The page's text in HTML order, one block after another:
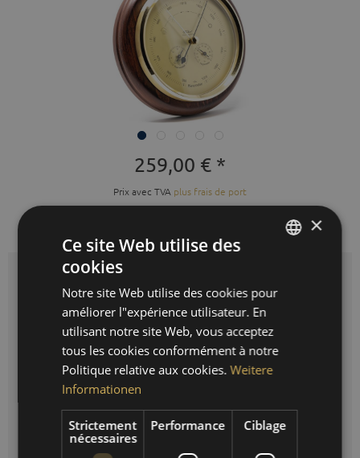
259,00 € *
Prix avec TVA plus frais de port
délai de livraison 3-10 jours ouvrés
Couleur: acajou
Réinitialiser la sélection
DANS LE PANIER
ENGLISH
FRENCH
×
Ce site Web utilise des
cookies
Notre site Web utilise des cookies pour
améliorer l"expérience utilisateur. En
utilisant notre site Web, vous acceptez
tous les cookies conformément à notre
Politique relative aux cookies. Weitere
Informationen
Strictement
nécessaires
Performance Ciblage